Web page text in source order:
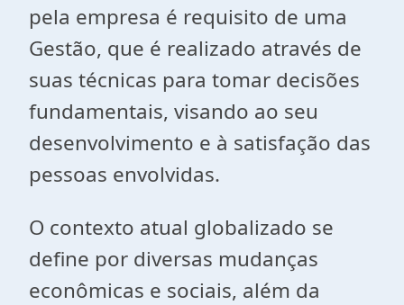
pela empresa é requisito de uma
Gestão, que é realizado através de
suas técnicas para tomar decisões
fundamentais, visando ao seu
desenvolvimento e à satisfação das
pessoas envolvidas.
O contexto atual globalizado se
define por diversas mudanças
econômicas e sociais, além da